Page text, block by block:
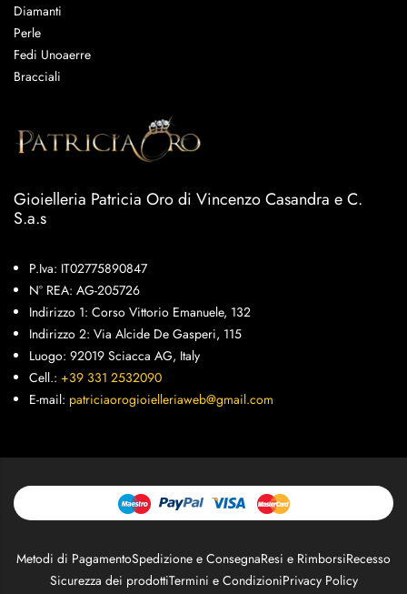
Gioielleria Patricia Oro di Vincenzo Casandra e C.
S.a.s
P.Iva: IT02775890847
N° REA: AG-205726
Indirizzo 1: Corso Vittorio Emanuele, 132
Indirizzo 2: Via Alcide De Gasperi, 115
Luogo: 92019 Sciacca AG, Italy
Cell.: +39 331 2532090
E-mail: patriciaorogioielleriaweb@gmail.com
Diamanti
Perle
Fedi Unoaerre
Bracciali
Metodi di PagamentoSpedizione e ConsegnaResi e RimborsiRecesso
Sicurezza dei prodottiTermini e CondizioniPrivacy Policy